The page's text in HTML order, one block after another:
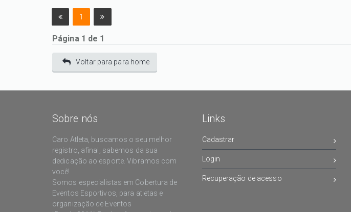
1
Página 1 de 1
Voltar para para home
Sobre nós
Caro Atleta, buscamos o seu melhor
registro, afinal, sabemos da sua
dedicação ao esporte. Vibramos com
você!
Somos especialistas em Cobertura de
Eventos Esportivos, para atletas e
organização de Eventos
Links
Cadastrar
Login
Recuperação de acesso